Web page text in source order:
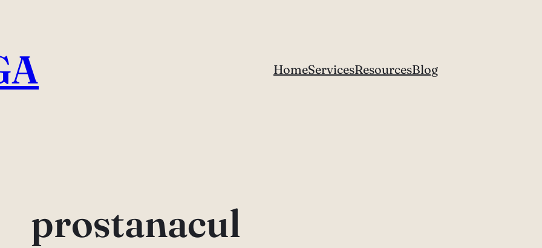
HomeServicesResourcesBlog
prostanacul